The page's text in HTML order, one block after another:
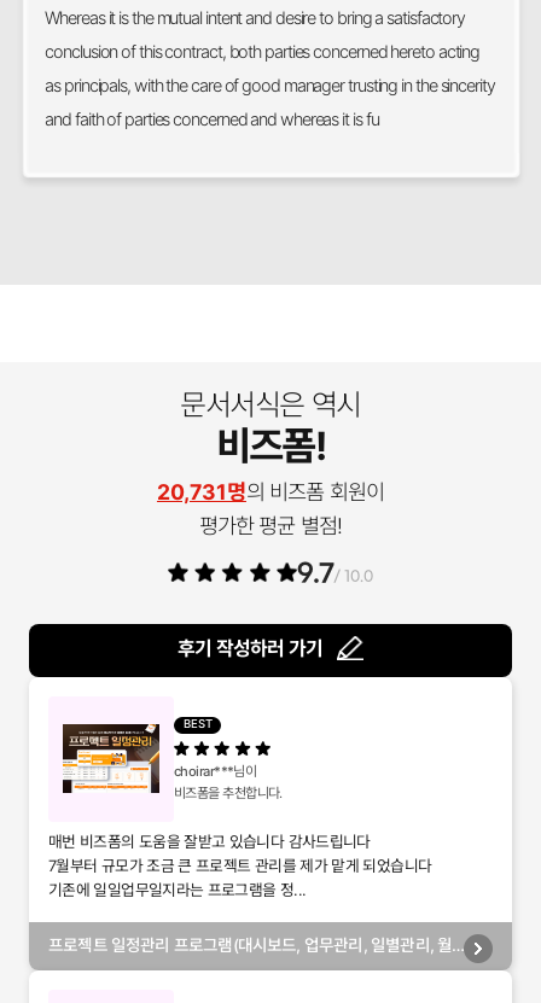
Whereas it is the mutual intent and desire to bring a satisfactory
conclusion of this contract, both parties concerned hereto acting
as principals, with the care of good manager trusting in the sincerity
and faith of parties concerned and whereas it is fu
문서서식은 역시
비즈폼!
20,731명의 비즈폼 회원이
평가한 평균 별점!
9.7/ 10.0
후기 작성하러 가기
BEST
choirar***님이
비즈폼을 추천합니다.
매번 비즈폼의 도움을 잘받고 있습니다 감사드립니다
7월부터 규모가 조금 큰 프로젝트 관리를 제가 맡게 되었습니다
기존에 일일업무일지라는 프로그램을 정...
프로젝트 일정관리 프로그램(대시보드, 업무관리, 일별관리, 월